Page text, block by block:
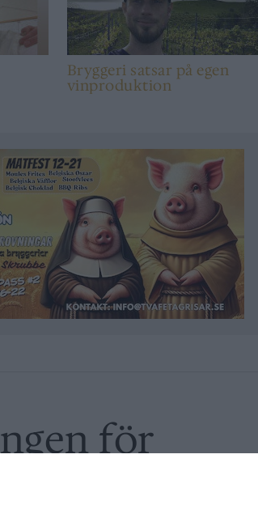
Bryggeri satsar på egen
vinproduktion
för